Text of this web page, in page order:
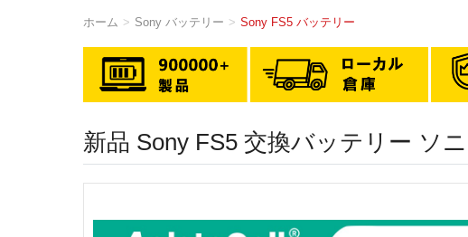
ホーム Sony バッテリー Sony FS5 バッテリー
新品 Sony FS5 交換バッテリー ソ